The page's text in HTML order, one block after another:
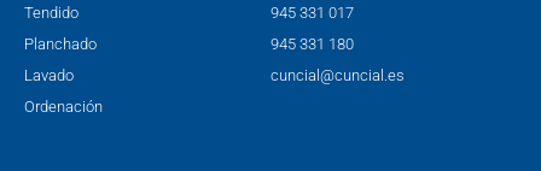
Tendido
Planchado
Lavado
Ordenación
945 331 017
945 331 180
cuncial@cuncial.es